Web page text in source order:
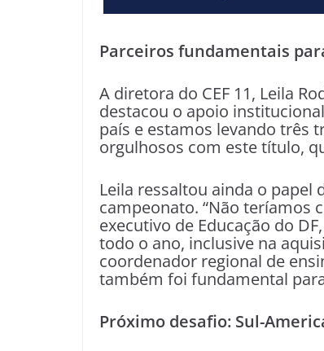
Parceiros fundamentais
A diretora do CEF 11, Leila
destacou o apoio
país e estamos levando três
orgulhosos com este título,
Leila ressaltou ainda o papel
campeonato. “Não teríamos
executivo de Educação do
todo o ano, inclusive na
coordenador regional de
também foi fundamental
Próximo desafio: Sul-